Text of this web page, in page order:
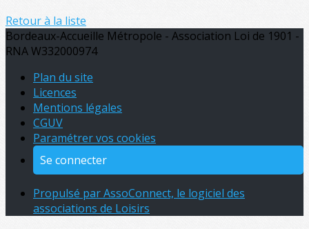
Retour à la liste
Bordeaux-Accueille Métropole - Association Loi de 1901 -
RNA W332000974
Plan du site
Licences
Mentions légales
CGUV
Paramétrer vos cookies
Se connecter
Propulsé par AssoConnect, le logiciel des
associations de Loisirs